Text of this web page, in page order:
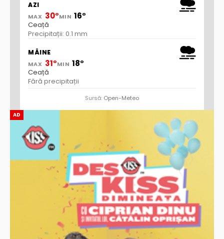
AD
AZI
MAX 30°MIN 16°
Ceață
Precipitații: 0.1 mm
MÂINE
MAX 31°MIN 18°
Ceață
Fără precipitații
Sursă: Open-Meteo